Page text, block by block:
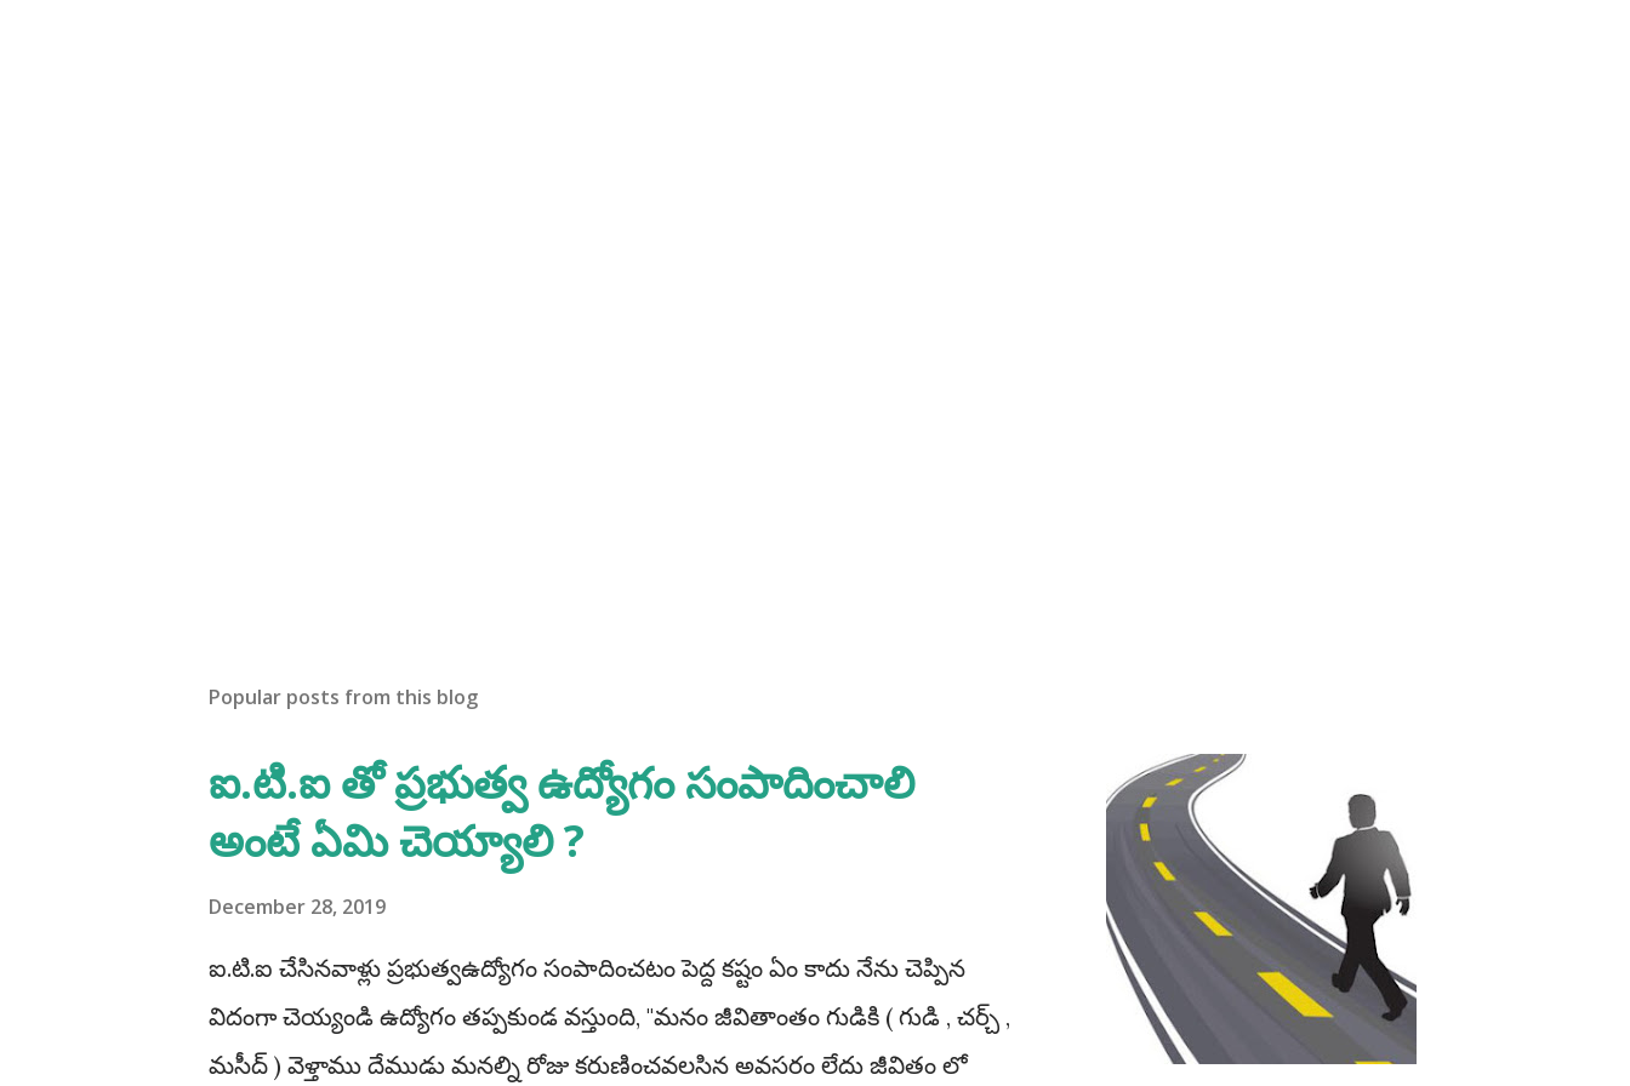
Popular posts from this blog
ఐ.టి.ఐ తో ప్రభుత్వ ఉద్యోగం సంపాదించాలి
అంటే ఏమి చెయ్యాలి ?
December 28, 2019
ఐ.టి.ఐ చేసినవాళ్లు ప్రభుత్వఉద్యోగం సంపాదించటం పెద్ద కష్టం ఏం కాదు నేను చెప్పిన
విదంగా చెయ్యండి ఉద్యోగం తప్పకుండ వస్తుంది, "మనం జీవితాంతం గుడికి ( గుడి , చర్చ్ ,
మసీద్ ) వెళ్తాము దేముడు మనల్ని రోజు కరుణించవలసిన అవసరం లేదు జీవితం లో